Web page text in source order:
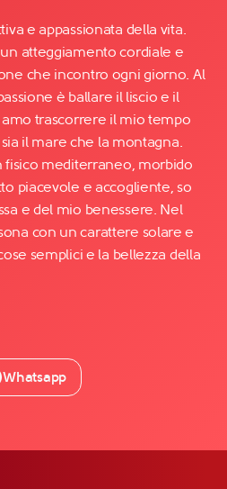
e appassionata della vita.
atteggiamento cordiale e
che incontro ogni giorno. Al
è ballare il liscio e il
trascorrere il mio tempo
il mare che la montagna.
fisico mediterraneo, morbido
piacevole e accogliente, so
e del mio benessere. Nel
con un carattere solare e
semplici e la bellezza della
Whatsapp